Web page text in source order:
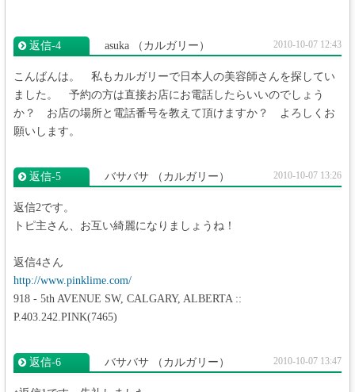
返信‐4 asuka （カルガリー） 2010-10-07 12:43
こんばんは。 私もカルガリーで日本人の美容師さんを探してい
ました。 予約の方は直接お店にお電話したらいいのでしょう
か？ お店の場所と電話番号を教えて頂けますか？ よろしくお
願いします。
返信‐5 バサバサ （カルガリー） 2010-10-07 13:26
返信2です。
トピ主さん、お互い綺麗になりましょうね！
返信4さん
http://www.pinklime.com/
918 - 5th AVENUE SW, CALGARY, ALBERTA ::
P.403.242.PINK(7465)
返信‐6 バサバサ （カルガリー） 2010-10-07 13:47